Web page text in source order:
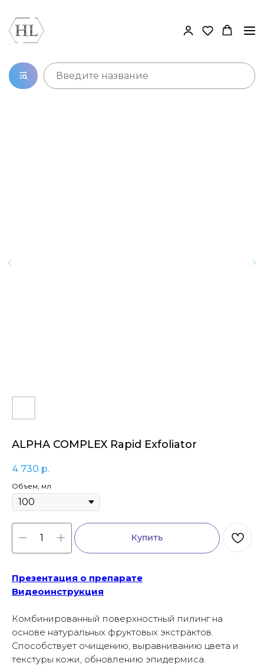
ALPHA COMPLEX Rapid Exfoliator
4 730 р.
Объем, мл
Купить
Презентация о препарате
Видеоинструкция
Комбинированный поверхностный пилинг на
основе натуральных фруктовых экстрактов.
Способствует очищению, выравниванию цвета и
текстуры кожи, обновлению эпидермиса.